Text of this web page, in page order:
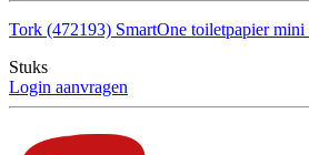
Tork (472193) SmartOne toiletpapier
Stuks
Login aanvragen